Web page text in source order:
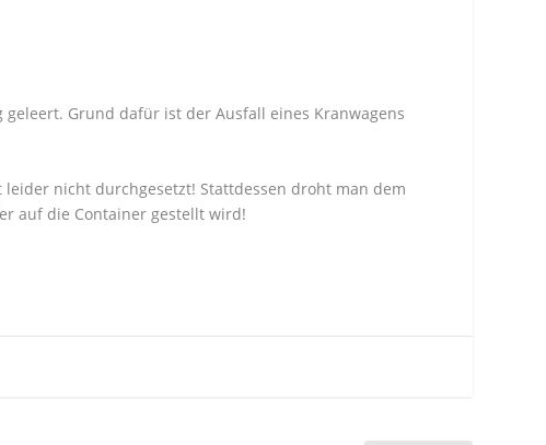
Grund dafür ist der Ausfall eines Kranwagens
nicht durchgesetzt! Stattdessen droht man dem
auf die Container gestellt wird!